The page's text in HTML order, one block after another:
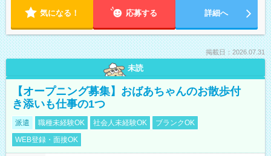
気になる！ 応募する 詳細へ
掲載日：2026.07.31
未読
【オープニング募集】おばあちゃんのお散歩付
き添いも仕事の1つ
派遣 職種未経験OK 社会人未経験OK
ブランクOK
WEB登録・面接OK